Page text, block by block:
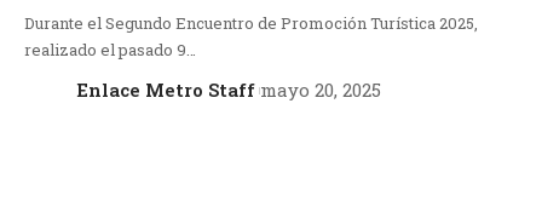
Durante el Segundo Encuentro de Promoción Turística 2025,
realizado el pasado 9…
Enlace Metro Staff mayo 20, 2025